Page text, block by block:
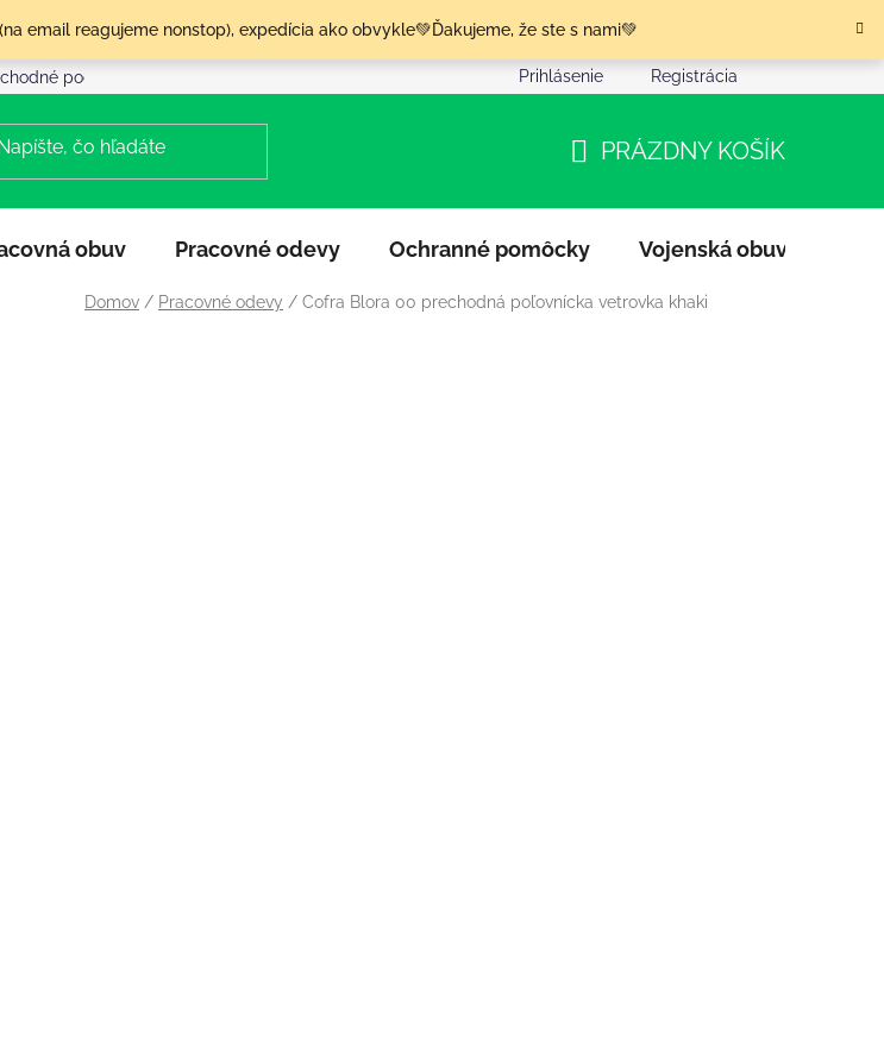
email reagujeme nonstop), expedícia ako obvykle💚Ďakujeme, že ste s nami💚
podmienky Podmienky ochrany osobných údajov
Prihlásenie Registrácia
KOŠÍK
PRÁZDNY KOŠÍK
obuv Pracovné odevy Ochranné pomôcky Vojenská obuv
Domov / Pracovné odevy / Cofra Blora 00 prechodná poľovnícka vetrovka khaki